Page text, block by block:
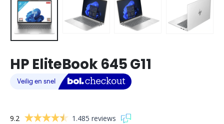
HP EliteBook 645 G11
9.2 1.485 reviews